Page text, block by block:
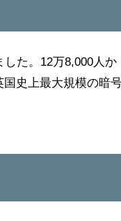
た。12万8,000人か
国史上最大規模の暗